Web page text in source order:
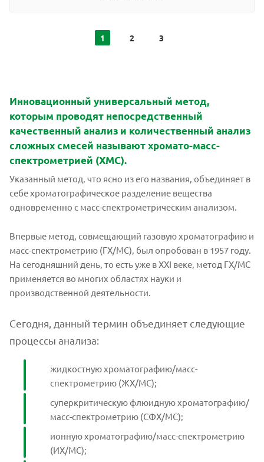
1 2 3
Инновационный универсальный метод,
которым проводят непосредственный
качественный анализ и количественный анализ
сложных смесей называют хромато-масс-
спектрометрией (ХМС).
Указанный метод, что ясно из его названия, объединяет в
себе хроматографическое разделение вещества
одновременно с масс-спектрометрическим анализом.
Впервые метод, совмещающий газовую хроматографию и
масс-спектрометрию (ГХ/МС), был опробован в 1957 году.
На сегодняшний день, то есть уже в XXI веке, метод ГХ/МС
применяется во многих областях науки и
производственной деятельности.
Сегодня, данный термин объединяет следующие
процессы анализа:
жидкостную хроматографию/масс-
спектрометрию (ЖХ/МС);
суперкритическую флюидную хроматографию/
масс-спектрометрию (СФХ/МС);
ионную хроматографию/масс-спектрометрию
(ИХ/МС);